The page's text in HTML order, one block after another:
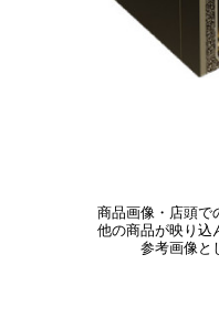
商品画像・店頭で
他の商品が映り込
参考画像と